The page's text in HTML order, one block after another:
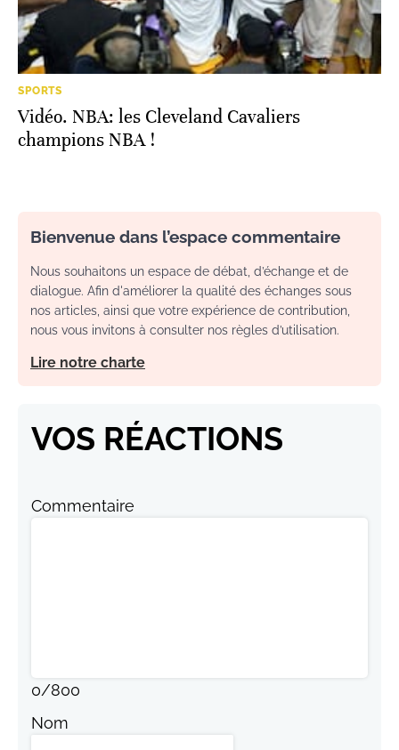
SPORTS
Vidéo. NBA: les Cleveland Cavaliers
champions NBA !
Bienvenue dans l’espace commentaire
Nous souhaitons un espace de débat, d’échange et de
dialogue. Afin d'améliorer la qualité des échanges sous
nos articles, ainsi que votre expérience de contribution,
nous vous invitons à consulter nos règles d’utilisation.
Lire notre charte
VOS RÉACTIONS
Commentaire
0/800
Nom